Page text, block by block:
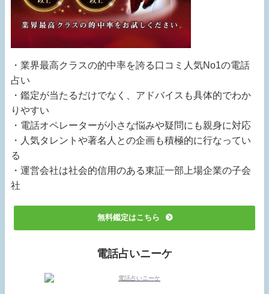
・業界最高クラスの的中率を誇る口コミ人気No1の電話
占い
・鑑定が当たるだけでなく、アドバイスも具体的でわか
りやすい
・電話オペレーターが小さな悩みや疑問にも親身に対応
・人気タレントや著名人との企画も積極的に行なってい
る
・運営会社は社会的信用のある東証一部上場企業の子会
社
無料鑑定はこちら
電話占いニーケ